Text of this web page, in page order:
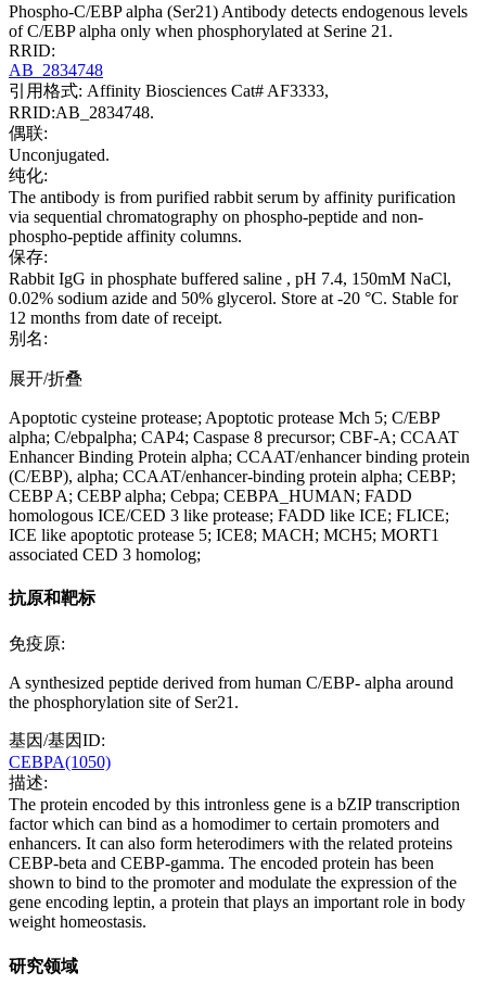
Phospho-C/EBP alpha (Ser21) Antibody detects endogenous levels
of C/EBP alpha only when phosphorylated at Serine 21.
RRID:
AB_2834748
引用格式: Affinity Biosciences Cat# AF3333,
RRID:AB_2834748.
偶联:
Unconjugated.
纯化:
The antibody is from purified rabbit serum by affinity purification
via sequential chromatography on phospho-peptide and non-
phospho-peptide affinity columns.
保存:
Rabbit IgG in phosphate buffered saline , pH 7.4, 150mM NaCl,
0.02% sodium azide and 50% glycerol. Store at -20 °C. Stable for
12 months from date of receipt.
别名:
展开/折叠
Apoptotic cysteine protease; Apoptotic protease Mch 5; C/EBP
alpha; C/ebpalpha; CAP4; Caspase 8 precursor; CBF-A; CCAAT
Enhancer Binding Protein alpha; CCAAT/enhancer binding protein
(C/EBP), alpha; CCAAT/enhancer-binding protein alpha; CEBP;
CEBP A; CEBP alpha; Cebpa; CEBPA_HUMAN; FADD
homologous ICE/CED 3 like protease; FADD like ICE; FLICE;
ICE like apoptotic protease 5; ICE8; MACH; MCH5; MORT1
associated CED 3 homolog;
抗原和靶标
免疫原:
A synthesized peptide derived from human C/EBP- alpha around
the phosphorylation site of Ser21.
基因/基因ID:
CEBPA(1050)
描述:
The protein encoded by this intronless gene is a bZIP transcription
factor which can bind as a homodimer to certain promoters and
enhancers. It can also form heterodimers with the related proteins
CEBP-beta and CEBP-gamma. The encoded protein has been
shown to bind to the promoter and modulate the expression of the
gene encoding leptin, a protein that plays an important role in body
weight homeostasis.
研究领域